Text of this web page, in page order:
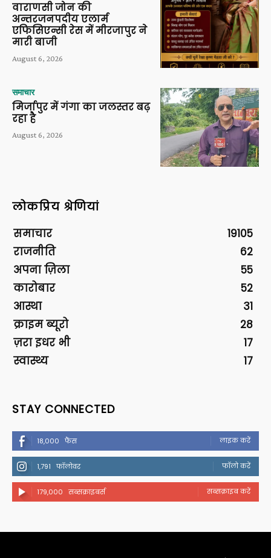
वाराणसी जोन की
अन्तरजनपदीय एलार्म
एफिसिएन्सी रेस में मीरजापुर ने
मारी बाजी
August 6, 2026
समाचार
मिर्जापुर में गंगा का जलस्तर बढ़
रहा है
August 6, 2026
लोकप्रिय श्रेणियां
समाचार
19105
राजनीति
62
अपना ज़िला
55
कारोबार
52
आस्था
31
क्राइम ब्यूरो
28
ज़रा इधर भी
17
स्वास्थ्य
17
STAY CONNECTED
18,000 फैंस लाइक करें
1,791 फॉलोवर फॉलो करें
179,000 सब्सक्राइबर्स सब्सक्राइब करें